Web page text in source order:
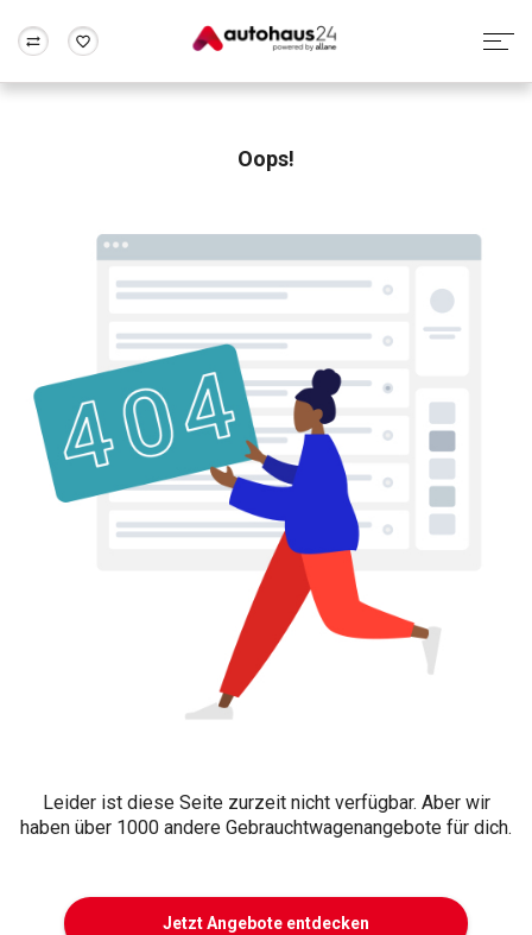
Rund um die Inzahlungnahme
Oops!
Leider ist diese Seite zurzeit nicht verfügbar. Aber wir
haben über 1000 andere Gebrauchtwagenangebote für dich.
Jetzt Angebote entdecken